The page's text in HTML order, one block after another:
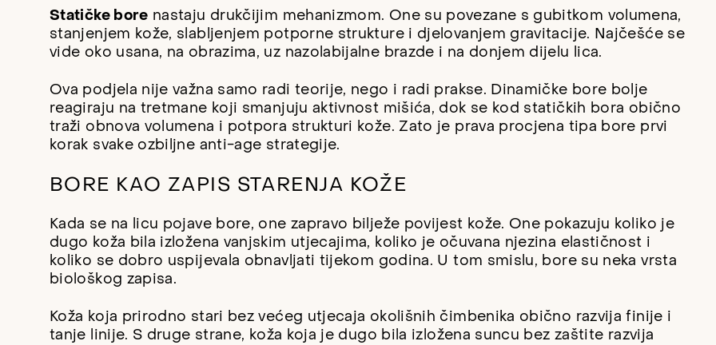
Statičke bore nastaju drukčijim mehanizmom. One su povezane s gubitkom volumena,
stanjenjem kože, slabljenjem potporne strukture i djelovanjem gravitacije. Najčešće se
vide oko usana, na obrazima, uz nazolabijalne brazde i na donjem dijelu lica.
Ova podjela nije važna samo radi teorije, nego i radi prakse. Dinamičke bore bolje
reagiraju na tretmane koji smanjuju aktivnost mišića, dok se kod statičkih bora obično
traži obnova volumena i potpora strukturi kože. Zato je prava procjena tipa bore prvi
korak svake ozbiljne anti-age strategije.
BORE KAO ZAPIS STARENJA KOŽE
Kada se na licu pojave bore, one zapravo bilježe povijest kože. One pokazuju koliko je
dugo koža bila izložena vanjskim utjecajima, koliko je očuvana njezina elastičnost i
koliko se dobro uspijevala obnavljati tijekom godina. U tom smislu, bore su neka vrsta
biološkog zapisa.
Koža koja prirodno stari bez većeg utjecaja okolišnih čimbenika obično razvija finije i
tanje linije. S druge strane, koža koja je dugo bila izložena suncu bez zaštite razvija